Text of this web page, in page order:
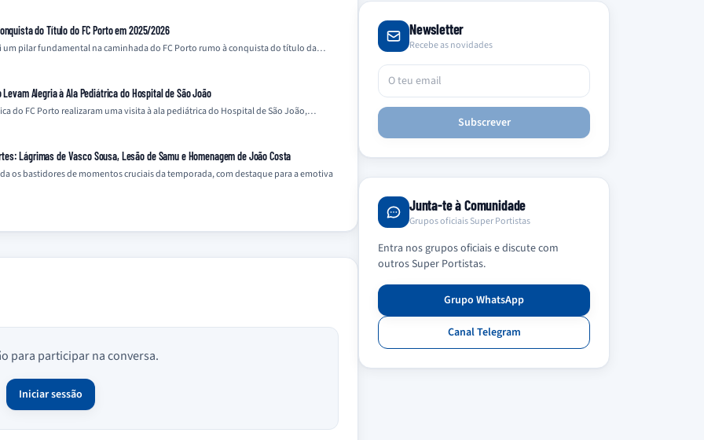
do Título do FC Porto em 2025/2026
um pilar fundamental na caminhada do FC Porto rumo à conquista do título da…
Alegria à Ala Pediátrica do Hospital de São João
do FC Porto realizaram uma visita à ala pediátrica do Hospital de São João,…
Lágrimas de Vasco Sousa, Lesão de Samu e Homenagem de João Costa
os bastidores de momentos cruciais da temporada, com destaque para a emotiva
para participar na conversa.
Iniciar sessão
Newsletter
Recebe as novidades
Subscrever
Junta-te à Comunidade
Grupos oficiais Super Portistas
Entra nos grupos oficiais e discute com
outros Super Portistas.
Grupo WhatsApp
Canal Telegram